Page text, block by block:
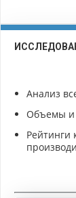
Анализ
Объемы и
Рейтинги